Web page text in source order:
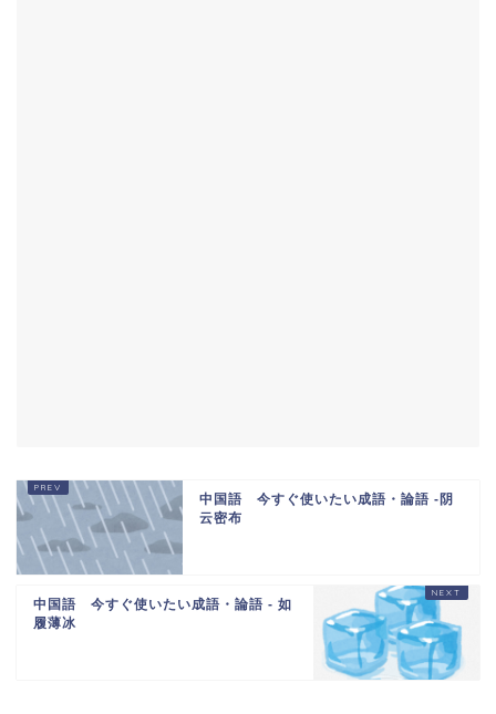
中国語 今すぐ使いたい成語・論語 -阴
云密布
中国語 今すぐ使いたい成語・論語 - 如
履薄冰